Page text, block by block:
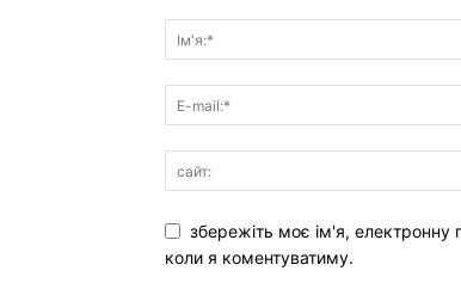
збережіть моє ім'я, електронну
коли я коментуватиму.